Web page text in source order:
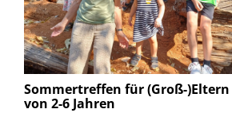
Sommertreffen für (Groß-
von 2-6 Jahren